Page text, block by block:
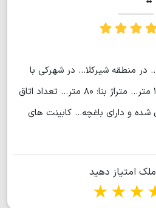
زیبا... در منطقه شیرکلا... در شهرکی با
امنیت بالا... متراژ زمین: ۱۰۵ متر... متراژ بنا: ۸۰ متر... تعداد اتاق
شده و دارای باغچه... کابینت های
امتیاز دهید
5
4 stars
3 stars
2 stars